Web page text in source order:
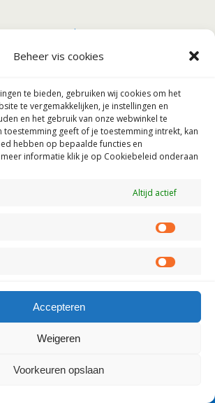
Beheer vis cookies
te bieden, gebruiken wij cookies om het
te vergemakkelijken, je instellingen en
en het gebruik van onze webwinkel te
toestemming geeft of je toestemming intrekt, kan
hebben op bepaalde functies en
informatie klik je op Cookiebeleid onderaan
Altijd actief
Accepteren
Weigeren
Voorkeuren opslaan
Terug naar boven
Visserslatijn Nederland 1998-2012